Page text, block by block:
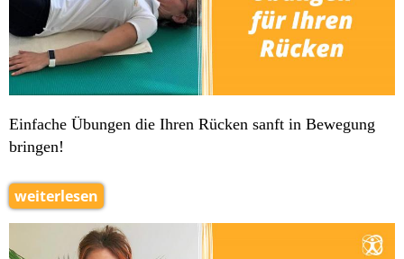
Einfache Übungen die Ihren Rücken sanft in Bewegung
bringen!
weiterlesen